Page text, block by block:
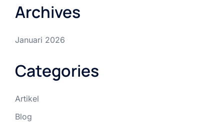
Archives
Januari 2026
Categories
Artikel
Blog